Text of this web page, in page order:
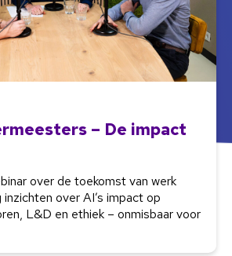
– De impact
over de toekomst van werk
over AI’s impact op
L&D en ethiek – onmisbaar voor